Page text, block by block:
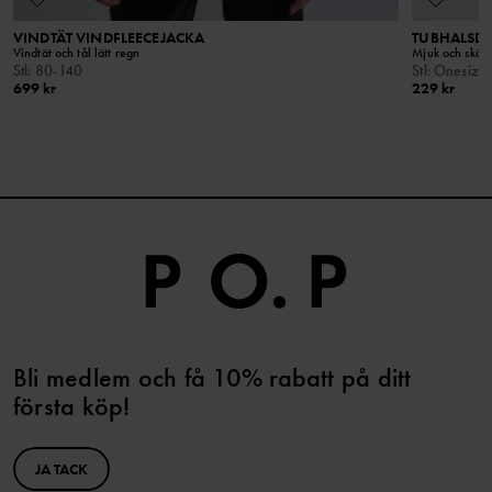
VINDTÄT VINDFLEECEJACKA
Vindtät och tål lätt regn
Stl : 80-140
699 kr
Mjuk och
Stl : Onesize
229 kr
Bli medlem och få 10% rabatt på ditt
första köp!
JA TACK